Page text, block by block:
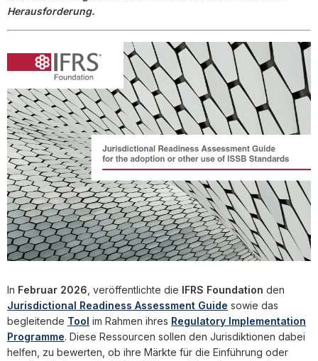
Herausforderung.
In Februar 2026 , veröffentlichte die IFRS Foundation den
Jurisdictional Readiness Assessment Guide sowie das
begleitende Tool im Rahmen ihres Regulatory Implementation
Programme. Diese Ressourcen sollen den Jurisdiktionen dabei
helfen, zu bewerten, ob ihre Märkte für die Einführung oder